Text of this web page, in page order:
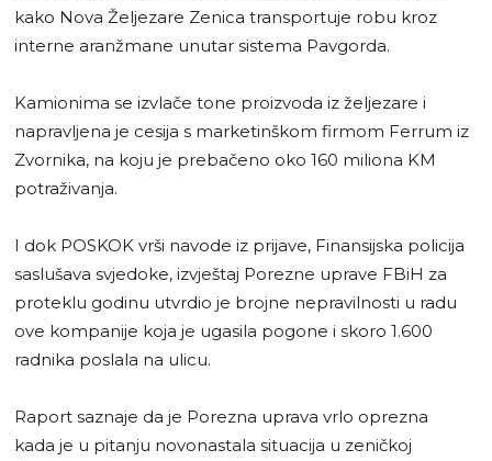
kako Nova Željezare Zenica transportuje robu kroz
interne aranžmane unutar sistema Pavgorda.
Kamionima se izvlače tone proizvoda iz željezare i
napravljena je cesija s marketinškom firmom Ferrum iz
Zvornika, na koju je prebačeno oko 160 miliona KM
potraživanja.
I dok POSKOK vrši navode iz prijave, Finansijska policija
saslušava svjedoke, izvještaj Porezne uprave FBiH za
proteklu godinu utvrdio je brojne nepravilnosti u radu
ove kompanije koja je ugasila pogone i skoro 1.600
radnika poslala na ulicu.
Raport saznaje da je Porezna uprava vrlo oprezna
kada je u pitanju novonastala situacija u zeničkoj